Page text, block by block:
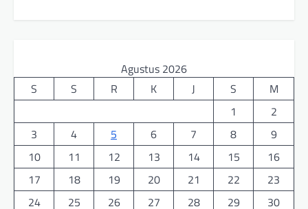
Agustus 2026
S
S R K J S
M
1
2
3
4 5 6 7 8
9
10
11 12 13 14 15
16
17
18 19 20 21 22
23
24
25 26 27 28 29
30